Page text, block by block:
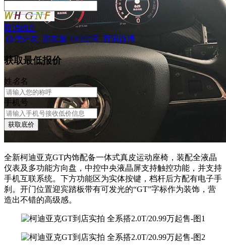
全新柯迪亚克GT内饰配备一体式真皮运动座椅，装配全液晶
仪表及多功能方向盘，中控中央液晶屏支持触控功能，并支持
手机互联系统。下方功能区为实体按键，档杆后方配有电子手
刹。开门位置迎宾踏板带有可发光的“GT”字标作为装饰，营
造出不错的高级感。
取消确定
微信好友 朋友圈 QQ空间 新浪微博
获取最低报价
姓名名
手机号
获取底价